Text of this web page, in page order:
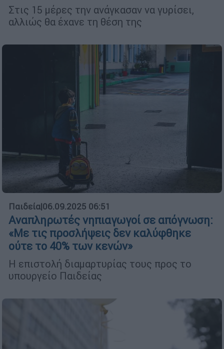
Στις 15 μέρες την ανάγκασαν να γυρίσει,
αλλιώς θα έχανε τη θέση της
Παιδεία|06.09.2025 06:51
Αναπληρωτές νηπιαγωγοί σε απόγνωση:
«Με τις προσλήψεις δεν καλύφθηκε
ούτε το 40% των κενών»
Η επιστολή διαμαρτυρίας τους προς το
υπουργείο Παιδείας